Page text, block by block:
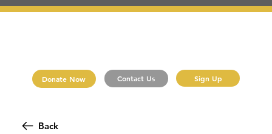
Donate Now Contact Us Sign Up
Back